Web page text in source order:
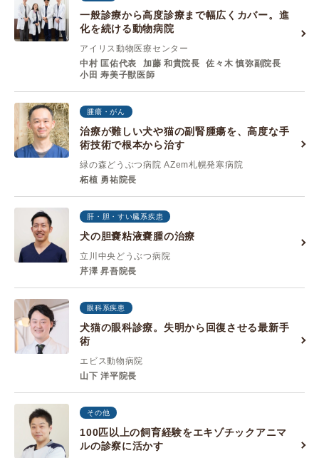
一般診療から高度診療まで幅広くカバー。進
化を続ける動物病院
アイリス動物医療センター
中村 匡佑代表
加藤 和貴院⻑
佐々⽊ 慎弥副院⻑
⼩⽥ 寿美⼦獣医師
腫瘍・がん
治療が難しい犬や猫の副腎腫瘍を、高度な手
術技術で根本から治す
緑の森どうぶつ病院 AZem札幌発寒病院
柘植 勇祐院長
肝・胆・すい臓系疾患
犬の胆嚢粘液嚢腫の治療
立川中央どうぶつ病院
芹澤 昇吾院長
眼科系疾患
犬猫の眼科診療。失明から回復させる最新手
術
エビス動物病院
山下 洋平院長
その他
100匹以上の飼育経験をエキゾチックアニマ
ルの診察に活かす